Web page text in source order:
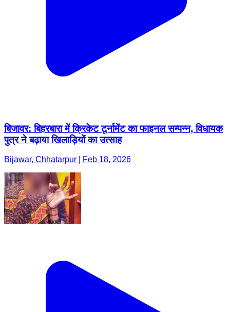
बिजावर: बिहरबारा में क्रिकेट टूर्नामेंट का फाइनल सम्पन्न, विधायक
पुत्र ने बढ़ाया खिलाड़ियों का उत्साह
Bijawar, Chhatarpur | Feb 18, 2026